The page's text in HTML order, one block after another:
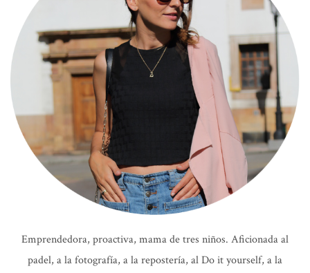
Emprendedora, proactiva, mama de tres niños. Aficionada al
padel, a la fotografía, a la repostería, al Do it yourself, a la